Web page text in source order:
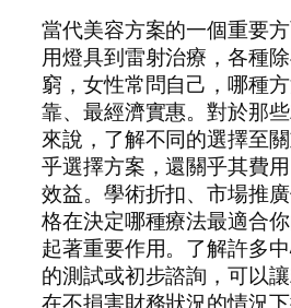
當代美容方案的一個重要
用燈具到雷射治療，各種
窮，女性常問自己，哪種
靠、最經濟實惠。對於那
來說，了解不同的選擇至
乎選擇方案，還關乎其費
效益。學術折扣、市場推
格在決定哪種療法最適合
起著重要作用。了解許多
的測試或初步諮詢，可以